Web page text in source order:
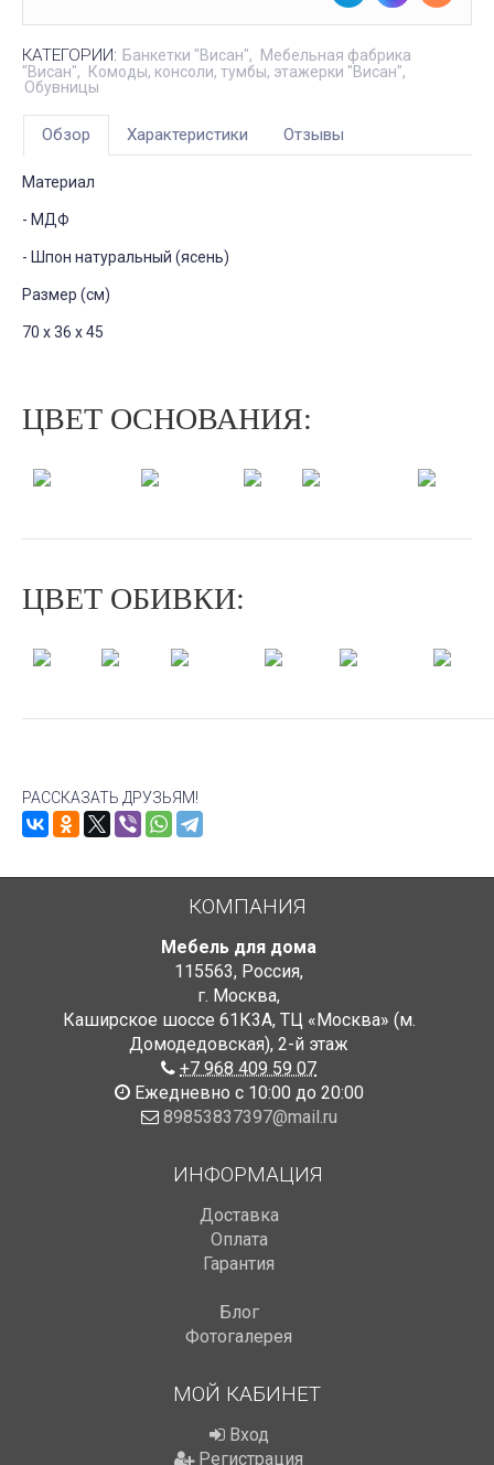
КАТЕГОРИИ: Банкетки "Висан"
Мебельная фабрика
"Висан"
Комоды, консоли, тумбы, этажерки "Висан"
Обувницы
Обзор Характеристики Отзывы
Материал
- МДФ
- Шпон натуральный (ясень)
Размер (см)
70 х 36 х 45
ЦВЕТ ОСНОВАНИЯ:
ЦВЕТ ОБИВКИ:
РАССКАЗАТЬ ДРУЗЬЯМ!
КОМПАНИЯ
Мебель для дома
115563, Россия,
г. Москва,
Каширское шоссе 61К3А, ТЦ «Москва» (м.
Домодедовская), 2-й этаж
+7 968 409 59 07
Ежедневно с 10:00 до 20:00
89853837397@mail.ru
ИНФОРМАЦИЯ
Доставка
Оплата
Гарантия
Блог
Фотогалерея
МОЙ КАБИНЕТ
Вход
Регистрация